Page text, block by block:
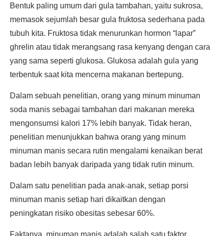
Bentuk paling umum dari gula tambahan, yaitu sukrosa,
memasok sejumlah besar gula fruktosa sederhana pada
tubuh kita. Fruktosa tidak menurunkan hormon “lapar”
ghrelin atau tidak merangsang rasa kenyang dengan cara
yang sama seperti glukosa. Glukosa adalah gula yang
terbentuk saat kita mencerna makanan bertepung.
Dalam sebuah penelitian, orang yang minum minuman
soda manis sebagai tambahan dari makanan mereka
mengonsumsi kalori 17% lebih banyak. Tidak heran,
penelitian menunjukkan bahwa orang yang minum
minuman manis secara rutin mengalami kenaikan berat
badan lebih banyak daripada yang tidak rutin minum.
Dalam satu penelitian pada anak-anak, setiap porsi
minuman manis setiap hari dikaitkan dengan
peningkatan risiko obesitas sebesar 60%.
Faktanya, minuman manis adalah salah satu faktor